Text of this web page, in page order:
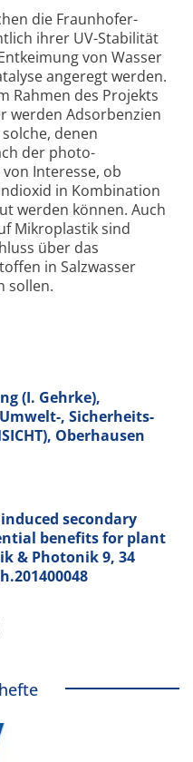
die Fraunhofer-
ihrer UV-Stabilität
von Wasser
angeregt werden.
Rahmen des Projekts
werden Adsorbenzien
denen
der photo­
Interesse, ob
in Kombination
werden können. Auch
Mikroplastik sind
über das
in Salzwasser
sollen.
(I. Gehrke),
, Sicherheits-
Oberhausen
secondary
benefits for plant
& Photonik 9, 34